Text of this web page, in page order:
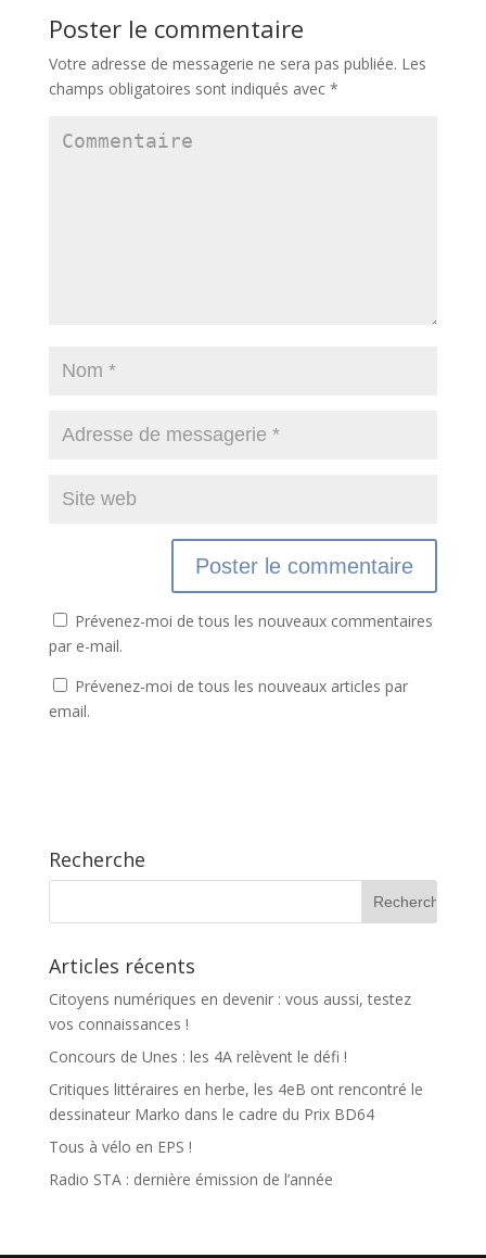
Poster le commentaire
Votre adresse de messagerie ne sera pas publiée. Les
champs obligatoires sont indiqués avec *
Prévenez-moi de tous les nouveaux commentaires
par e-mail.
Prévenez-moi de tous les nouveaux articles par
email.
Recherche
Articles récents
Citoyens numériques en devenir : vous aussi, testez
vos connaissances !
Concours de Unes : les 4A relèvent le défi !
Critiques littéraires en herbe, les 4eB ont rencontré le
dessinateur Marko dans le cadre du Prix BD64
Tous à vélo en EPS !
Radio STA : dernière émission de l’année